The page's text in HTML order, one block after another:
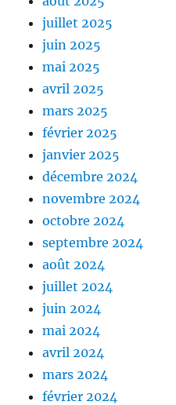
juillet 2025
juin 2025
mai 2025
avril 2025
mars 2025
février 2025
janvier 2025
décembre 2024
novembre 2024
octobre 2024
septembre 2024
août 2024
juillet 2024
juin 2024
mai 2024
avril 2024
mars 2024
février 2024